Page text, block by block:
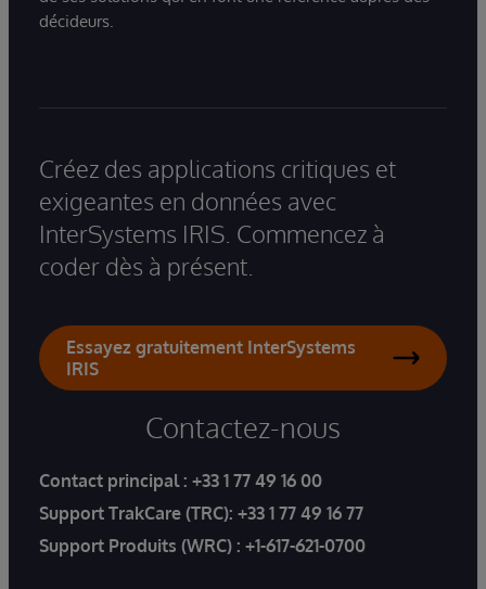
décideurs.
Créez des applications critiques et
exigeantes en données avec
InterSystems IRIS. Commencez à
coder dès à présent.
Essayez gratuitement InterSystems
IRIS
Contactez-nous
Contact principal : +33 1 77 49 16 00
Support TrakCare (TRC): +33 1 77 49 16 77
Support Produits (WRC) : +1-617-621-0700